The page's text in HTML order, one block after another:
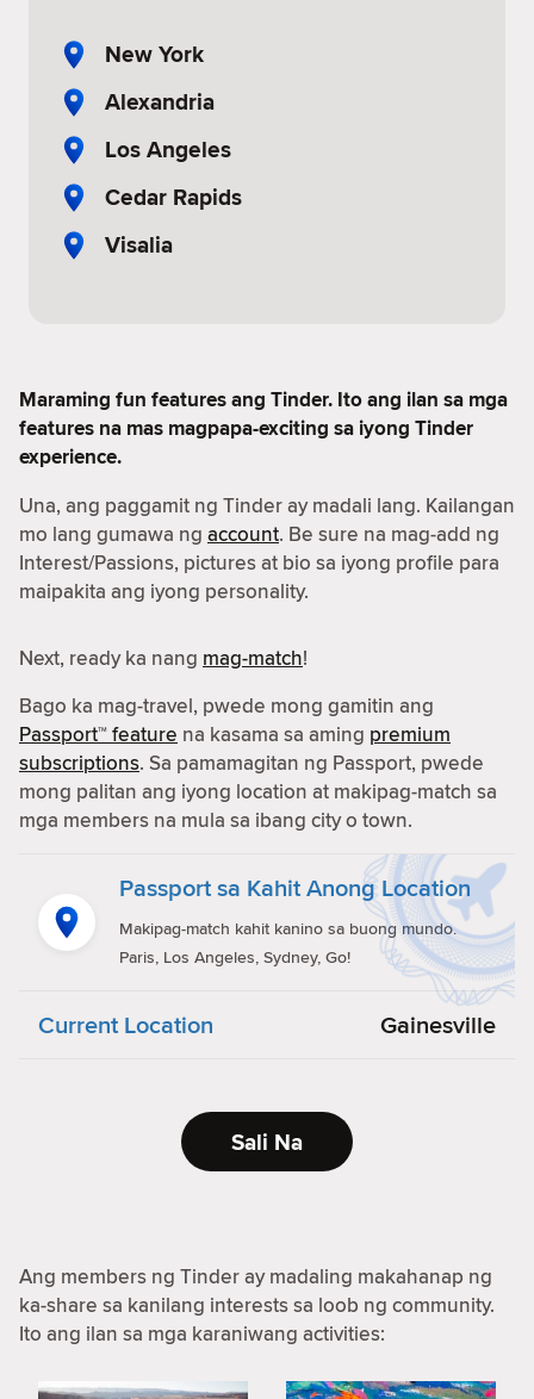
New York
Alexandria
Los Angeles
Cedar Rapids
Visalia
Maraming fun features ang Tinder. Ito ang ilan sa mga
features na mas magpapa-exciting sa iyong Tinder
experience.
Una, ang paggamit ng Tinder ay madali lang. Kailangan
mo lang gumawa ng account. Be sure na mag-add ng
Interest/Passions, pictures at bio sa iyong profile para
maipakita ang iyong personality.
Next, ready ka nang mag-match!
Bago ka mag-travel, pwede mong gamitin ang
Passport™ feature na kasama sa aming premium
subscriptions. Sa pamamagitan ng Passport, pwede
mong palitan ang iyong location at makipag-match sa
mga members na mula sa ibang city o town.
Passport sa Kahit Anong Location
Makipag-match kahit kanino sa buong mundo.
Paris, Los Angeles, Sydney, Go!
Current Location Gainesville
Sali Na
Ang members ng Tinder ay madaling makahanap ng
ka-share sa kanilang interests sa loob ng community.
Ito ang ilan sa mga karaniwang activities: